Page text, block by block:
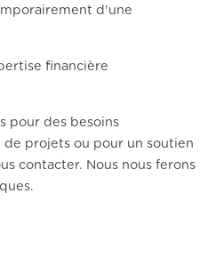
d'une
financière
pour des besoins
projets ou pour un soutien
contacter. Nous nous ferons